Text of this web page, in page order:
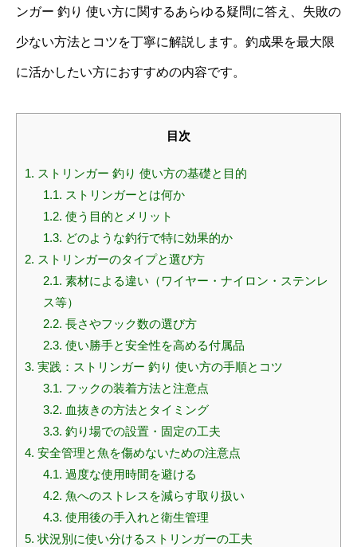
ンガー 釣り 使い方に関するあらゆる疑問に答え、失敗の
少ない方法とコツを丁寧に解説します。釣成果を最大限
に活かしたい方におすすめの内容です。
目次
1. ストリンガー 釣り 使い方の基礎と目的
1.1. ストリンガーとは何か
1.2. 使う目的とメリット
1.3. どのような釣行で特に効果的か
2. ストリンガーのタイプと選び方
2.1. 素材による違い（ワイヤー・ナイロン・ステンレ
ス等）
2.2. 長さやフック数の選び方
2.3. 使い勝手と安全性を高める付属品
3. 実践：ストリンガー 釣り 使い方の手順とコツ
3.1. フックの装着方法と注意点
3.2. 血抜きの方法とタイミング
3.3. 釣り場での設置・固定の工夫
4. 安全管理と魚を傷めないための注意点
4.1. 過度な使用時間を避ける
4.2. 魚へのストレスを減らす取り扱い
4.3. 使用後の手入れと衛生管理
5. 状況別に使い分けるストリンガーの工夫